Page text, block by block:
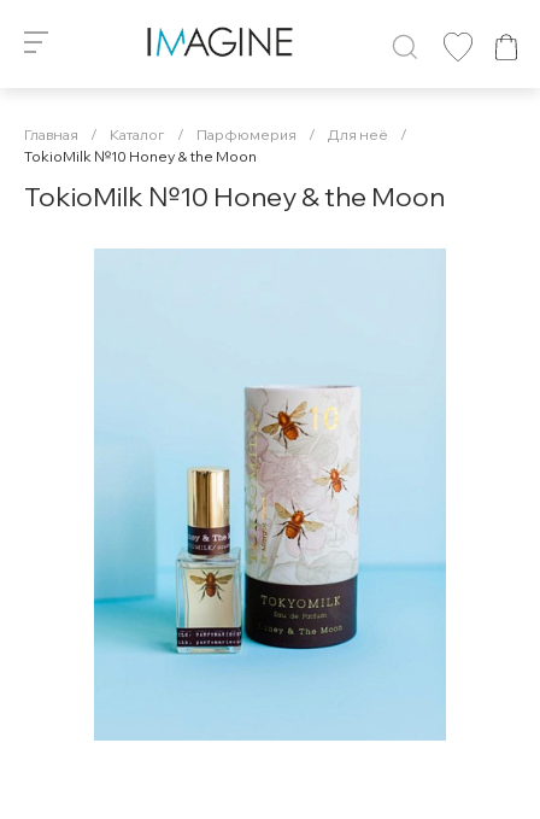
Главная / Каталог / Парфюмерия / Для неё
/
TokioMilk №10 Honey & the Moon
TokioMilk №10 Honey & the Moon